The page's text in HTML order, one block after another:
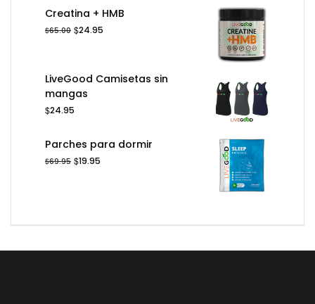
era:
es:
Creatina + HMB
$65.00 El
era:
$65.00.
$24.95
es:
LiveGood Camisetas sin
mangas
$24.95
Parches para dormir
$69.95 El
$19.95